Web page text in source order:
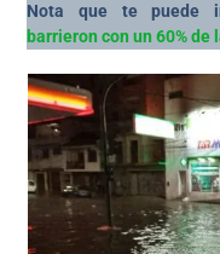
Nota que te puede
barrieron con un 60%